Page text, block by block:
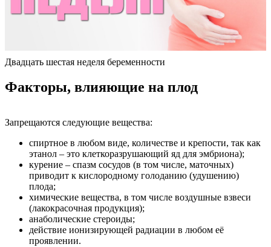
Двадцать шестая неделя беременности
Факторы, влияющие на плод
Запрещаются следующие вещества:
спиртное в любом виде, количестве и крепости, так как
этанол – это клеткоразрушающий яд для эмбриона);
курение – спазм сосудов (в том числе, маточных)
приводит к кислородному голоданию (удушению)
плода;
химические вещества, в том числе воздушные взвеси
(лакокрасочная продукция);
анаболические стероиды;
действие ионизирующей радиации в любом её
проявлении.